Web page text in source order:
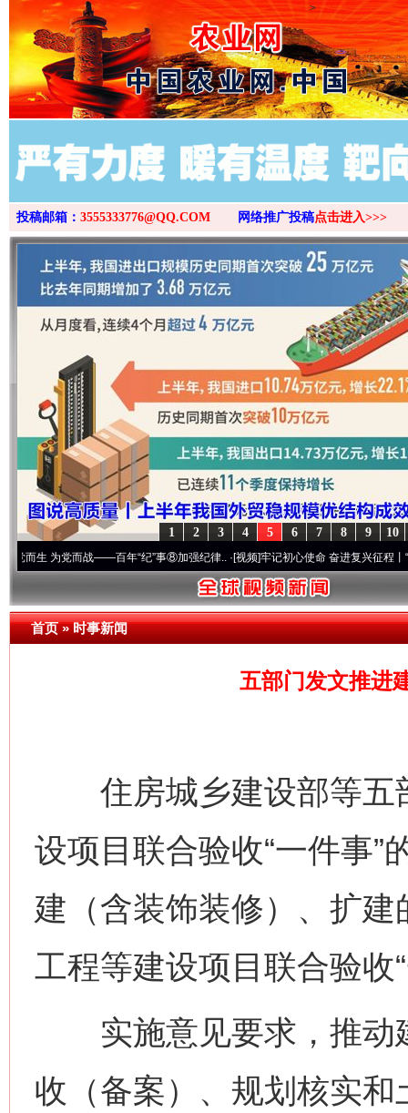
>
投稿邮箱： 3555333776@QQ.COM 网络推广投稿点击进入>>>
10
9
8
7
6
5
4
3
2
1
党而战——百年“纪”事⑧加强纪律..·[视频]牢记初心使命 奋进复兴征程丨“转折之城”
首页»时事新闻
五部门发文推进
住房城乡建设部等五
设项目联合验收“一件事”
建（含装饰装修）、扩
工程等建设项目联合验收
实施意见要求，推动
收（备案）、规划核实